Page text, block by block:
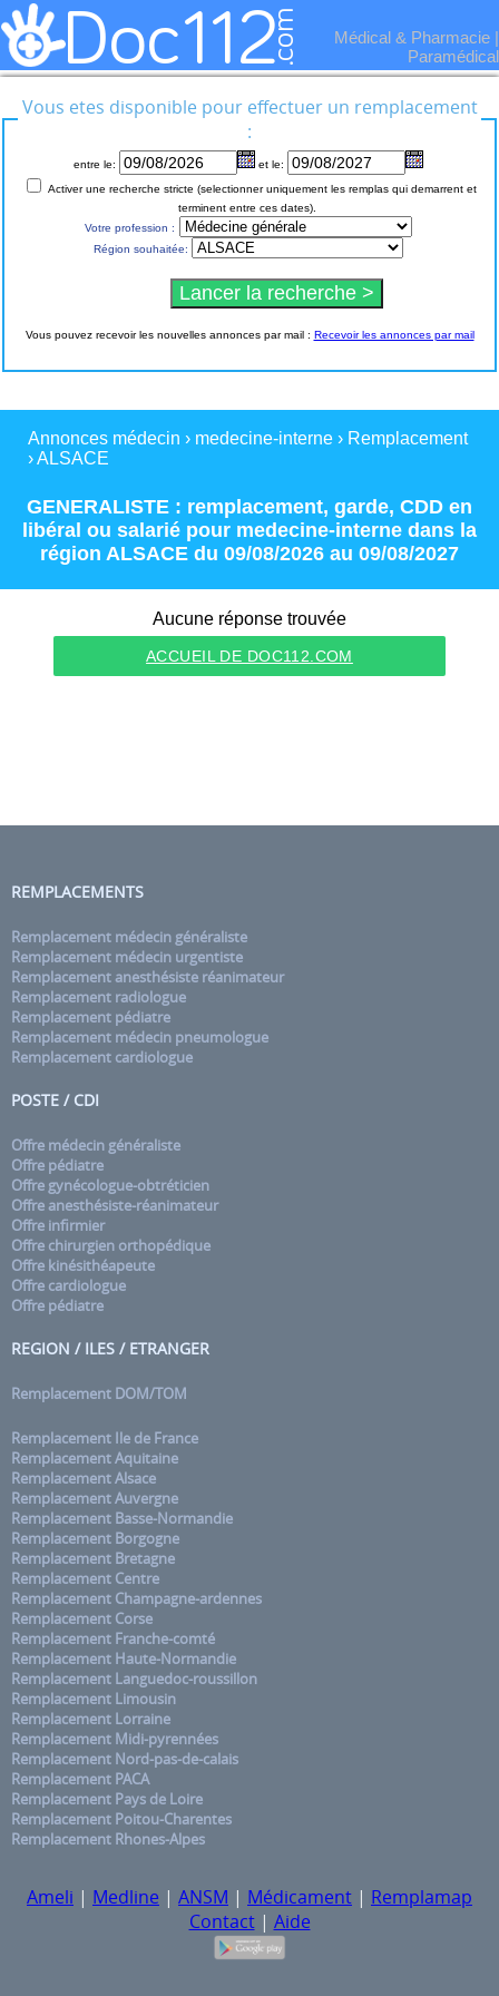
Médical & Pharmacie |
Paramédical
Vous etes disponible pour effectuer un remplacement
:
entre le:
et le:
terminent entre ces dates).
Votre profession :
Région souhaitée:
Vous pouvez recevoir les nouvelles annonces par mail : Recevoir les annonces par mail
Annonces médecin › medecine-interne › Remplacement
›ALSACE
GENERALISTE : remplacement, garde, CDD en
libéral ou salarié pour medecine-interne dans la
région ALSACE du 09/08/2026 au 09/08/2027
Aucune réponse trouvée
ACCUEIL DE DOC112.COM
REMPLACEMENTS
Remplacement médecin généraliste
Remplacement médecin urgentiste
Remplacement anesthésiste réanimateur
Remplacement radiologue
Remplacement pédiatre
Remplacement médecin pneumologue
Remplacement cardiologue
POSTE / CDI
Offre médecin généraliste
Offre pédiatre
Offre gynécologue-obtréticien
Offre anesthésiste-réanimateur
Offre infirmier
Offre chirurgien orthopédique
Offre kinésithéapeute
Offre cardiologue
Offre pédiatre
REGION / ILES / ETRANGER
Remplacement DOM/TOM
Remplacement Ile de France
Remplacement Aquitaine
Remplacement Alsace
Remplacement Auvergne
Remplacement Basse-Normandie
Remplacement Borgogne
Remplacement Bretagne
Remplacement Centre
Remplacement Champagne-ardennes
Remplacement Corse
Remplacement Franche-comté
Remplacement Haute-Normandie
Remplacement Languedoc-roussillon
Remplacement Limousin
Remplacement Lorraine
Remplacement Midi-pyrennées
Remplacement Nord-pas-de-calais
Remplacement PACA
Remplacement Pays de Loire
Remplacement Poitou-Charentes
Remplacement Rhones-Alpes
Ameli | Medline | ANSM | Médicament | Remplamap
Contact| Aide